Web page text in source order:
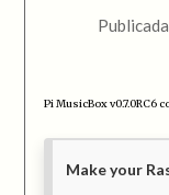
Pi MusicBox v0.7.0RC6
Make your